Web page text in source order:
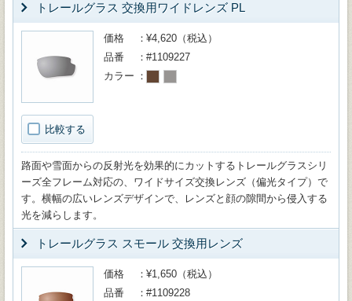
トレールグラス 交換用ワイドレンズ PL
比較する
価格
¥4,620（税込）
品番
#1109227
カラー
路面や雪面からの反射光を効果的にカットするトレールグラスシリ
ーズ全フレーム対応の、ワイドサイズ交換レンズ（偏光タイプ）で
す。横幅の広いレンズデザインで、レンズと顔の隙間から侵入する
光を減らします。
トレールグラス スモール 交換用レンズ
価格
¥1,650（税込）
品番
#1109228